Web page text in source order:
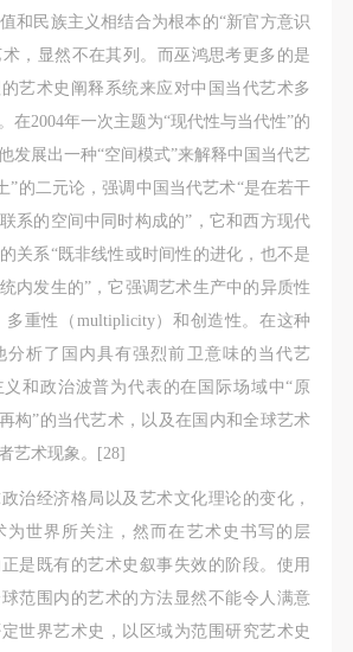
和民族主义相结合为根本的“新官方意识
，显然不在其列。而巫鸿思考更多的是
艺术史阐释系统来应对中国当代艺术多
在2004年一次主题为“现代性与当代性”的
发展出一种“空间模式”来解释中国当代艺
”的二元论，强调中国当代艺术“是在若干
系的空间中同时构成的”，它和西方现代
关系“既非线性或时间性的进化，也不是
内发生的”，它强调艺术生产中的异质性
多重性（multiplicity）和创造性。在这种
分析了国内具有强烈前卫意味的当代艺
和政治波普为代表的在国际场域中“原
构”的当代艺术，以及在国内和全球艺术
艺术现象。[28]
治经济格局以及艺术文化理论的变化，
为世界所关注，然而在艺术史书写的层
是既有的艺术史叙事失效的阶段。使用
范围内的艺术的方法显然不能令人满意
世界艺术史，以区域为范围研究艺术史